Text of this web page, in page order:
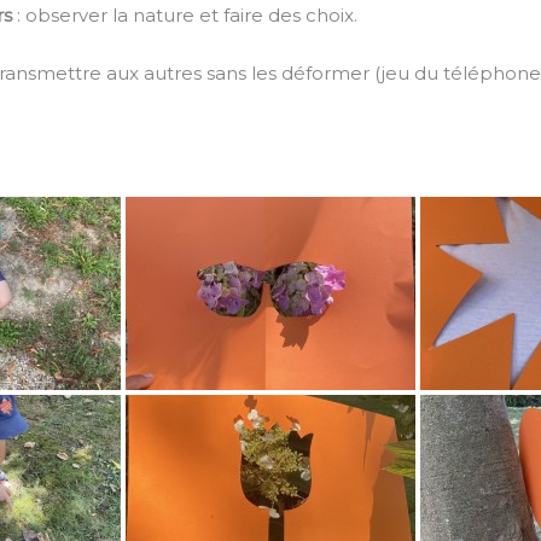
: observer la nature et faire des choix.
aux autres sans les déformer (jeu du